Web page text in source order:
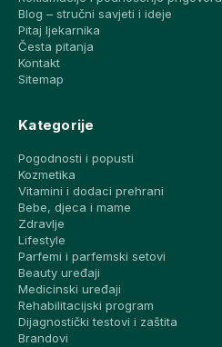
Blog – stručni savjeti i ideje
Pitaj ljekarnika
Česta pitanja
Kontakt
Sitemap
Kategorije
Pogodnosti i popusti
Kozmetika
Vitamini i dodaci prehrani
Bebe, djeca i mame
Zdravlje
Lifestyle
Parfemi i parfemski setovi
Beauty uređaji
Medicinski uređaji
Rehabilitacijski program
Dijagnostički testovi i zaštita
Brandovi